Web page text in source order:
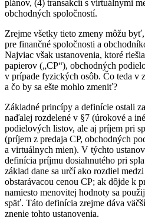
plánov, (4) transakcií s virtuálnymi
obchodných spoločností.
Zrejme všetky tieto zmeny môžu
pre finančné spoločnosti a
Najviac však ustanovenia, ktoré
papierov („CP“), obchodných
v prípade fyzických osôb. Čo teda v
a čo by sa ešte mohlo zmeniť?
Základné princípy a definície ostali
naďalej rozdelené v §7 (úrokové a
podielových listov, ale aj príjem pri
(príjem z predaja CP, obchodných
a virtuálnych mien). V týchto
definícia príjmu dosiahnutého pri
základ dane sa určí ako rozdiel
obstarávacou cenou CP; ak dôjde k
namiesto menovitej hodnoty sa
späť. Táto definícia zrejme dáva
znenie tohto ustanovenia.